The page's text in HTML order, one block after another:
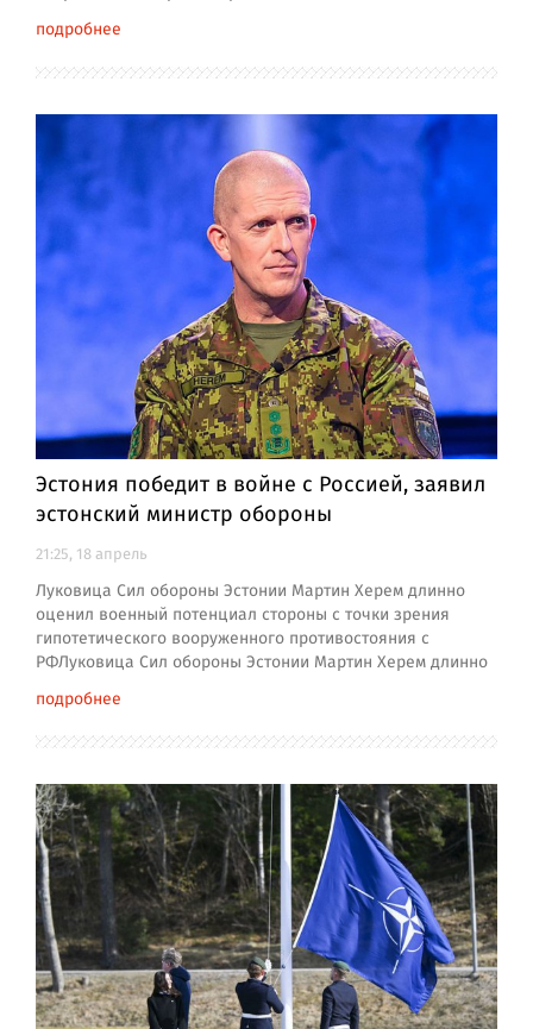
подробнее
Эстония победит в войне с Россией, заявил
эстонский министр обороны
21:25, 18 апрель
Луковица Сил обороны Эстонии Мартин Херем длинно
оценил военный потенциал стороны с точки зрения
гипотетического вооруженного противостояния с
РФЛуковица Сил обороны Эстонии Мартин Херем длинно
подробнее